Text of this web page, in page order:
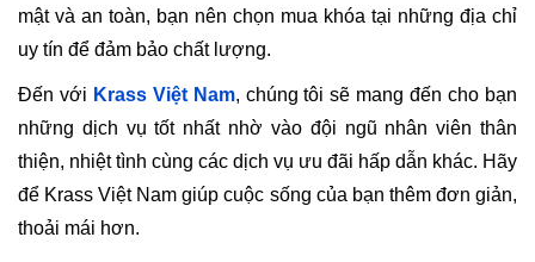
mật và an toàn, bạn nên chọn mua khóa tại những địa chỉ
uy tín để đảm bảo chất lượng.
Đến với Krass Việt Nam, chúng tôi sẽ mang đến cho bạn
những dịch vụ tốt nhất nhờ vào đội ngũ nhân viên thân
thiện, nhiệt tình cùng các dịch vụ ưu đãi hấp dẫn khác. Hãy
để Krass Việt Nam giúp cuộc sống của bạn thêm đơn giản,
thoải mái hơn.